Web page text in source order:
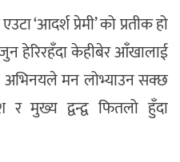
‘आदर्श प्रेमी’ को प्रतीक हो
जुन हेरिरहँदा केहीबेर आँखालाई
मन लोभ्याउन सक्छ
र मुख्य द्वन्द्व फितलो हुँदा